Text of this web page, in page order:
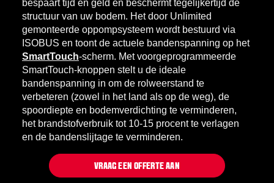
bespaart tijd en geld en beschermt tegelijkertijd de
structuur van uw bodem. Het door Unlimited
gemonteerde oppompsysteem wordt bestuurd via
ISOBUS en toont de actuele bandenspanning op het
SmartTouch-scherm. Met voorgeprogrammeerde
SmartTouch-knoppen stelt u de ideale
bandenspanning in om de rolweerstand te
verbeteren (zowel in het land als op de weg), de
spoordiepte en bodemverdichting te verminderen,
het brandstofverbruik tot 10-15 procent te verlagen
en de bandenslijtage te verminderen.
VRAAG EEN OFFERTE AAN